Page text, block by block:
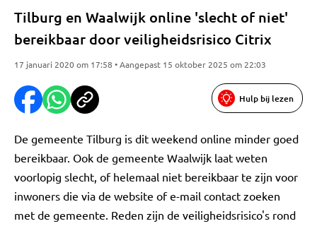
Tilburg en Waalwijk online 'slecht of niet'
bereikbaar door veiligheidsrisico Citrix
17 januari 2020 om 17:58 • Aangepast 15 oktober 2025 om 22:03
Hulp bij lezen
De gemeente Tilburg is dit weekend online minder goed
bereikbaar. Ook de gemeente Waalwijk laat weten
voorlopig slecht, of helemaal niet bereikbaar te zijn voor
inwoners die via de website of e-mail contact zoeken
met de gemeente. Reden zijn de veiligheidsrisico's rond